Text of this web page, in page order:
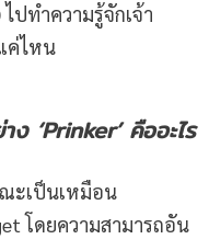
ปทำความรู้จักเจ้า
ค่ไหน
ง ‘Prinker’ คืออะไร
ะเป็นเหมือน
โดยความสามารถอัน